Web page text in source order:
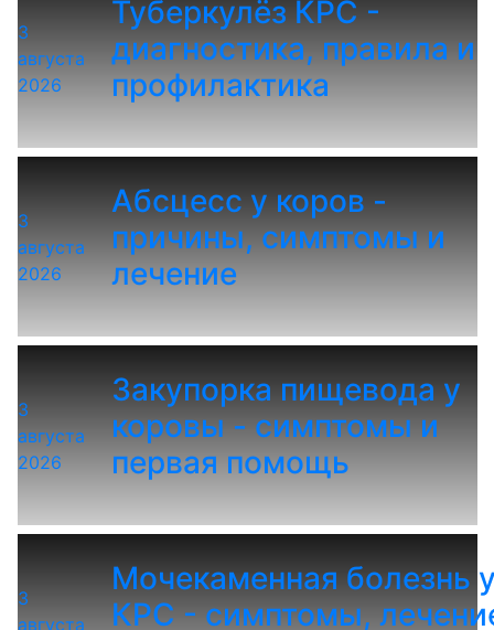
3
августа
2026
Туберкулёз КРС -
диагностика, правила и
профилактика
3
августа
2026
Абсцесс у коров -
причины, симптомы и
лечение
3
августа
2026
Закупорка пищевода у
коровы - симптомы и
первая помощь
3
августа
Мочекаменная болезнь
КРС - симптомы,